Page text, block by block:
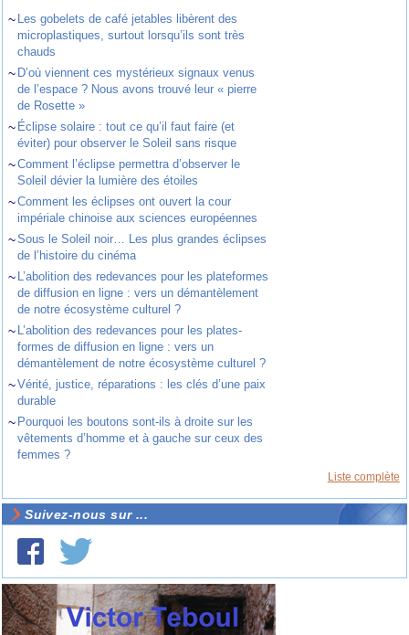
~ Les gobelets de café jetables libèrent des
microplastiques, surtout lorsqu’ils sont très
chauds
~ D’où viennent ces mystérieux signaux venus
de l’espace ? Nous avons trouvé leur « pierre
de Rosette »
~ Éclipse solaire : tout ce qu’il faut faire (et
éviter) pour observer le Soleil sans risque
~Comment l’éclipse permettra d’observer le
Soleil dévier la lumière des étoiles
~Comment les éclipses ont ouvert la cour
impériale chinoise aux sciences européennes
~Sous le Soleil noir… Les plus grandes éclipses
de l’histoire du cinéma
~ L’abolition des redevances pour les plateformes
de diffusion en ligne : vers un démantèlement
de notre écosystème culturel ?
~ L’abolition des redevances pour les plates-
formes de diffusion en ligne : vers un
démantèlement de notre écosystème culturel ?
~Vérité, justice, réparations : les clés d’une paix
durable
~ Pourquoi les boutons sont-ils à droite sur les
vêtements d’homme et à gauche sur ceux des
femmes ?
Liste complète
Suivez-nous sur ...